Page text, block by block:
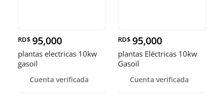
RD$ 95,000
plantas electricas 10kw
gasoil
Cuenta verificada
RD$ 95,000
plantas Eléctricas 10kw
Gasoil
Cuenta verificada